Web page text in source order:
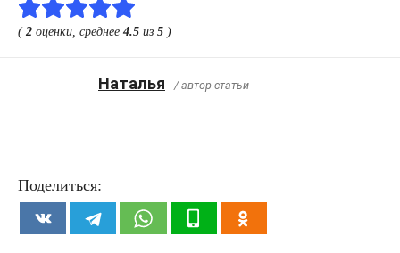
(2 оценки, среднее 4.5 из 5 )
Наталья / автор статьи
Поделиться: